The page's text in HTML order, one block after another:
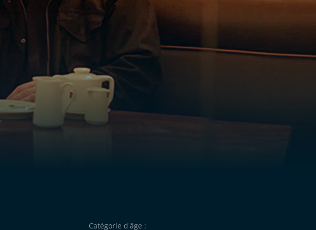
Catégorie d'âge :